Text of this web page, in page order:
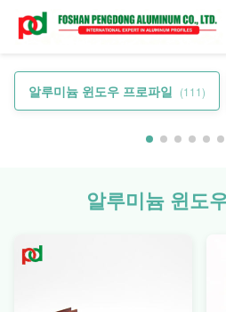
알루미늄 윈도우 프로파일 (111)
알루미늄 윈도